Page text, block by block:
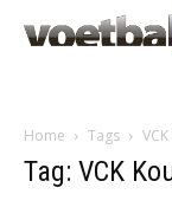
Home Tags
Tag: VCK